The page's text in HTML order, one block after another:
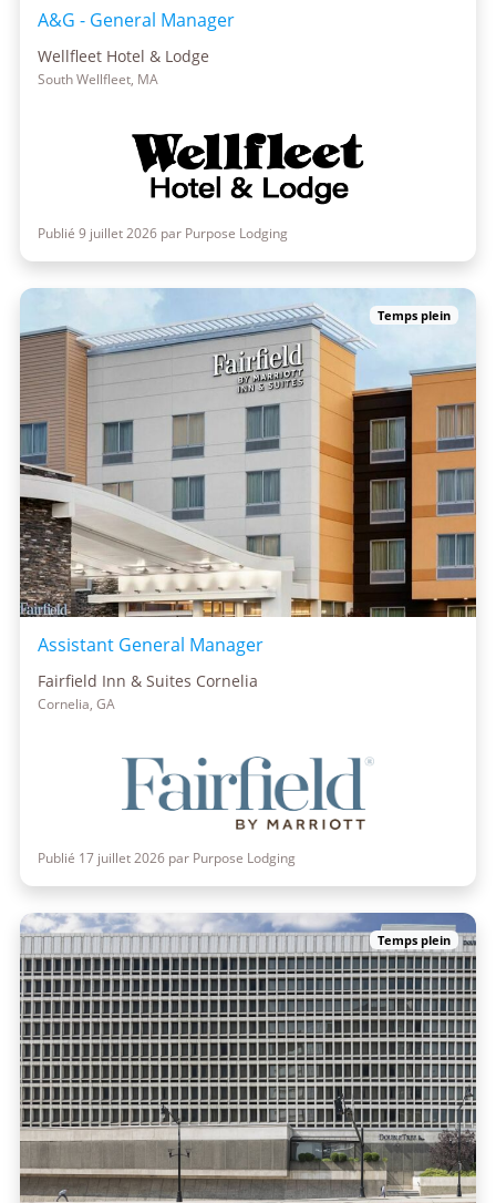
A&G - General Manager
Wellfleet Hotel & Lodge
South Wellfleet, MA
Publié 9 juillet 2026 par Purpose Lodging
Temps plein
Assistant General Manager
Fairfield Inn & Suites Cornelia
Cornelia, GA
Publié 17 juillet 2026 par Purpose Lodging
Temps plein